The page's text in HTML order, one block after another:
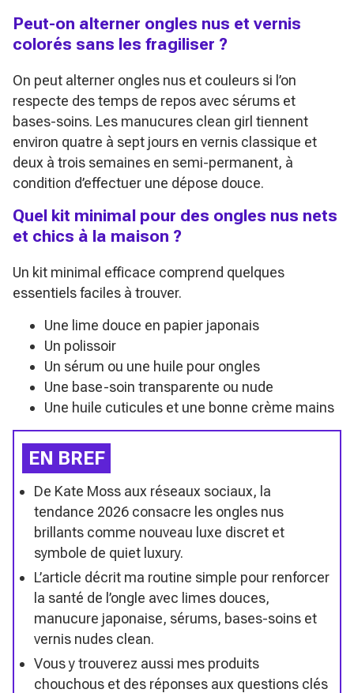
Peut-on alterner ongles nus et vernis
colorés sans les fragiliser ?
On peut alterner ongles nus et couleurs si l’on
respecte des temps de repos avec sérums et
bases-soins. Les manucures clean girl tiennent
environ quatre à sept jours en vernis classique et
deux à trois semaines en semi-permanent, à
condition d’effectuer une dépose douce.
Quel kit minimal pour des ongles nus nets
et chics à la maison ?
Un kit minimal efficace comprend quelques
essentiels faciles à trouver.
Une lime douce en papier japonais
Un polissoir
Un sérum ou une huile pour ongles
Une base-soin transparente ou nude
Une huile cuticules et une bonne crème mains
EN BREF
De Kate Moss aux réseaux sociaux, la
tendance 2026 consacre les ongles nus
brillants comme nouveau luxe discret et
symbole de quiet luxury.
L’article décrit ma routine simple pour renforcer
la santé de l’ongle avec limes douces,
manucure japonaise, sérums, bases-soins et
vernis nudes clean.
Vous y trouverez aussi mes produits
chouchous et des réponses aux questions clés